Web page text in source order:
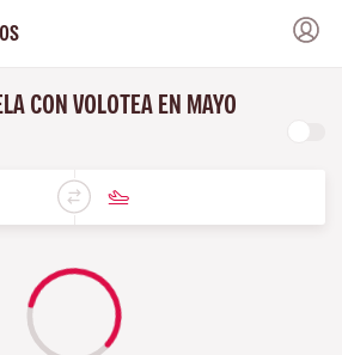
CON VOLOTEA EN MAYO